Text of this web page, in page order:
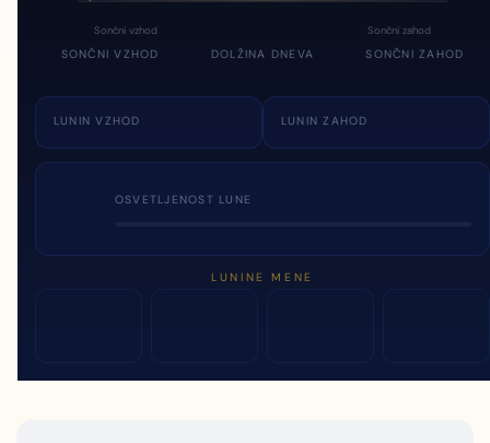
Sončni vzhod Sončni zahod
SONČNI VZHOD DOLŽINA DNEVA SONČNI ZAHOD
LUNIN VZHOD LUNIN ZAHOD
OSVETLJENOST LUNE
LUNINE MENE